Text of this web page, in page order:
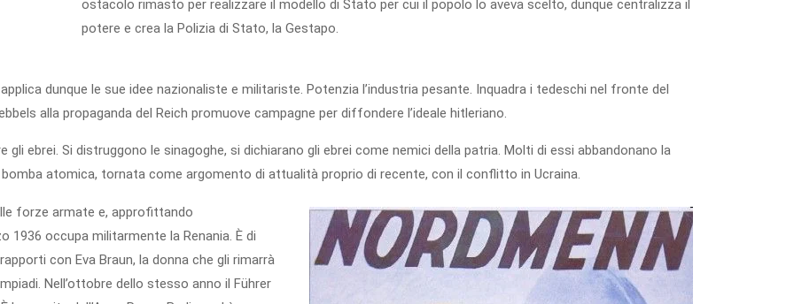
ostacolo rimasto per realizzare il modello di Stato per cui il popolo lo aveva scelto, dunque centralizza il
potere e crea la Polizia di Stato, la Gestapo.
dunque le sue idee nazionaliste e militariste. Potenzia l’industria pesante. Inquadra i tedeschi nel fronte del
alla propaganda del Reich promuove campagne per diffondere l’ideale hitleriano.
ebrei. Si distruggono le sinagoghe, si dichiarano gli ebrei come nemici della patria. Molti di essi abbandonano la
atomica, tornata come argomento di attualità proprio di recente, con il conflitto in Ucraina.
forze armate e, approfittando
1936 occupa militarmente la Renania. È di
con Eva Braun, la donna che gli rimarrà
Nell’ottobre dello stesso anno il Führer